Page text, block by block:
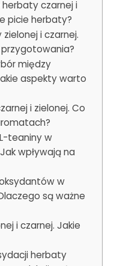
czarnej i
picie herbaty?
i czarnej.
między
aspekty warto
i zielonej. Co
teaniny w
wpływają na
w
są ważne
i czarnej. Jakie
herbaty